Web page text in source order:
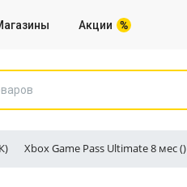
Акции
на Sony PS5
Xbox Game Pass Ultimate 8 мес ()